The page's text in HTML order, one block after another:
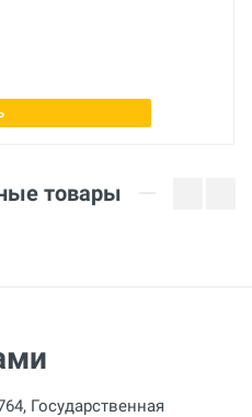
товары
Государственная